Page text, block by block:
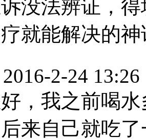
没法辨证，
就能解决的
2016-2-24 13:26
，我之前喝
来自己就吃